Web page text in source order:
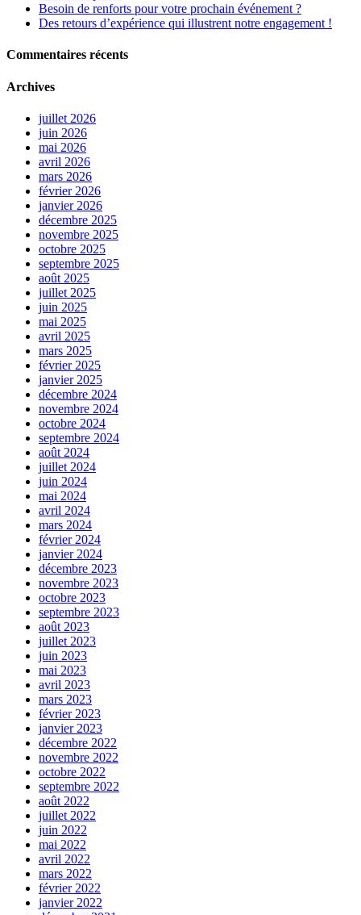
Besoin de renforts pour votre prochain événement ?
Des retours d’expérience qui illustrent notre engagement !
Commentaires récents
Archives
juillet 2026
juin 2026
mai 2026
avril 2026
mars 2026
février 2026
janvier 2026
décembre 2025
novembre 2025
octobre 2025
septembre 2025
août 2025
juillet 2025
juin 2025
mai 2025
avril 2025
mars 2025
février 2025
janvier 2025
décembre 2024
novembre 2024
octobre 2024
septembre 2024
août 2024
juillet 2024
juin 2024
mai 2024
avril 2024
mars 2024
février 2024
janvier 2024
décembre 2023
novembre 2023
octobre 2023
septembre 2023
août 2023
juillet 2023
juin 2023
mai 2023
avril 2023
mars 2023
février 2023
janvier 2023
décembre 2022
novembre 2022
octobre 2022
septembre 2022
août 2022
juillet 2022
juin 2022
mai 2022
avril 2022
mars 2022
février 2022
janvier 2022